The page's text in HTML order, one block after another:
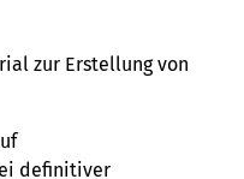
zur Erstellung von
definitiver